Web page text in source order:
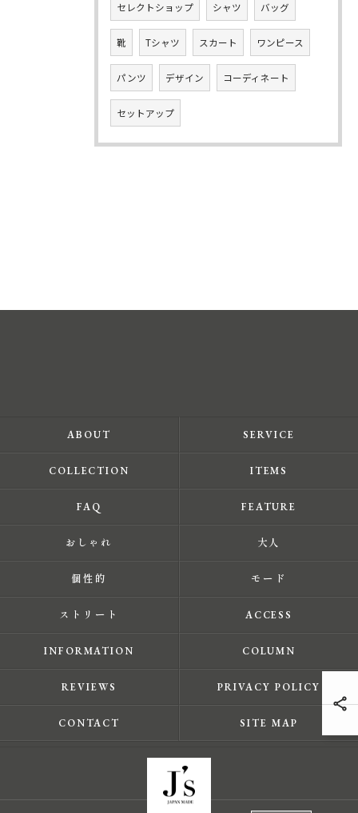
セレクトショップ シャツ バッグ
靴 Tシャツ スカート ワンピース
パンツ デザイン コーディネート
セットアップ
ABOUT SERVICE
COLLECTION ITEMS
FAQ FEATURE
おしゃれ 大人
個性的 モード
ストリート ACCESS
INFORMATION COLUMN
REVIEWS PRIVACY POLICY
CONTACT SITE MAP